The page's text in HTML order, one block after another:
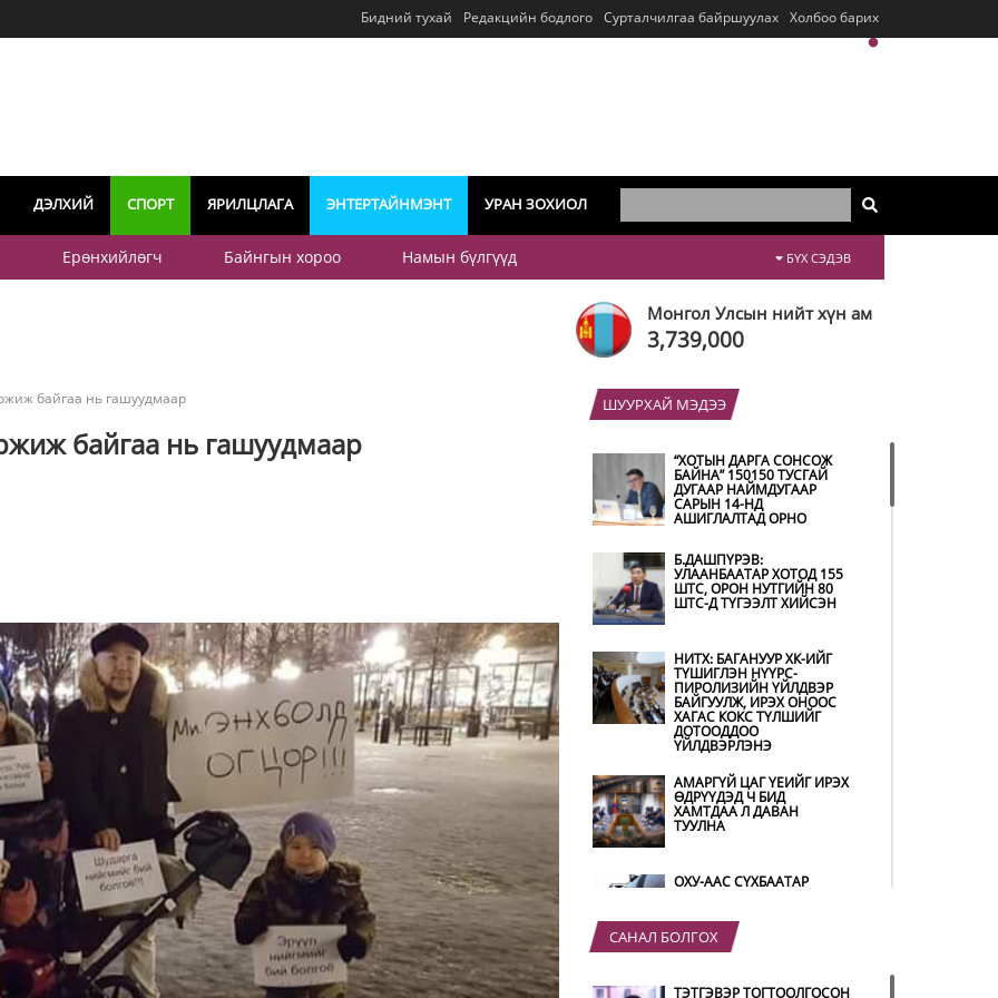
Бидний тухай Редакцийн бодлого Сурталчилгаа байршуулах Холбоо барих
ДЭЛХИЙ СПОРТ ЯРИЛЦЛАГА ЭНТЕРТАЙНМЭНТ УРАН ЗОХИОЛ
Ерөнхийлөгч Байнгын хороо Намын бүлгүүд БҮХ СЭДЭВ
Монгол Улсын нийт хүн ам
3,739,000
байгаа нь гашуудмаар
байгаа нь гашуудмаар
ШУУРХАЙ МЭДЭЭ
“ХОТЫН ДАРГА СОНСОЖ
БАЙНА” 150150 ТУСГАЙ
ДУГААР НАЙМДУГААР
САРЫН 14-НД
АШИГЛАЛТАД ОРНО
Б.ДАШПҮРЭВ:
УЛААНБААТАР ХОТОД 155
ШТС, ОРОН НУТГИЙН 80
ШТС-Д ТҮГЭЭЛТ ХИЙСЭН
НИТХ: БАГАНУУР ХК-ИЙГ
ТҮШИГЛЭН НҮҮРС-
ПИРОЛИЗИЙН ҮЙЛДВЭР
БАЙГУУЛЖ, ИРЭХ ОНООС
ХАГАС КОКС ТҮЛШИЙГ
ДОТООДДОО
ҮЙЛДВЭРЛЭНЭ
АМАРГҮЙ ЦАГ ҮЕИЙГ ИРЭХ
ӨДРҮҮДЭД Ч БИД
ХАМТДАА Л ДАВАН
ТУУЛНА
ОХУ-ААС СҮХБААТАР
САНАЛ БОЛГОХ
ТЭТГЭВЭР ТОГТООЛГОСОН